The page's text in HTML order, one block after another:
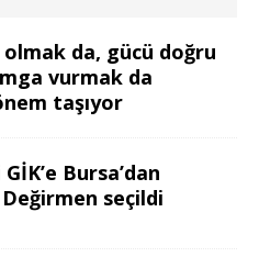
olmak da, gücü doğru
vurmak da
taşıyor
Bursa’dan
seçildi